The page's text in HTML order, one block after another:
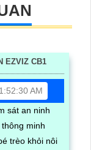
EZVIZ CB1
AM
sát an ninh
minh
trèo khỏi nôi